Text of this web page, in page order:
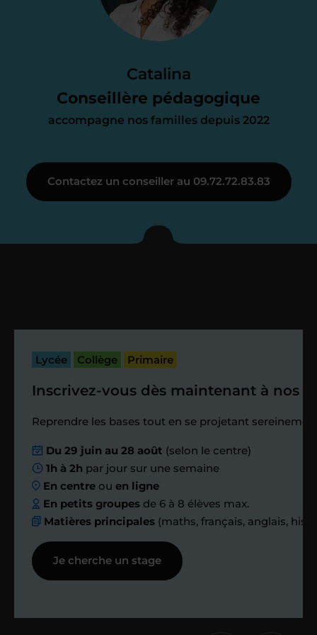
Catalina
Conseillère pédagogique
accompagne nos familles depuis 2022
d’accompagnement
parfait. À partir de maintenant nous
nous occupons de tout.
Je vous présente votre
enseignant sous 72
bilan et vérifier que tout s’est bien
Étape 4
Nous planifions
ensemble des
échanges réguliers
Afin de suivre le travail et les progrès
Contactez un conseiller au 09.72.72.83.83
Lycée Collège Primaire
Inscrivez-vous dès maintenant à nos
Reprendre les bases tout en se projetant
Du 29 juin au 28 août (selon le centre)
1h à 2h par jour sur une semaine
En centre ouen ligne
En petits groupes de 6 à 8 élèves max.
Matières principales (maths, français, anglais,
Je cherche un stage